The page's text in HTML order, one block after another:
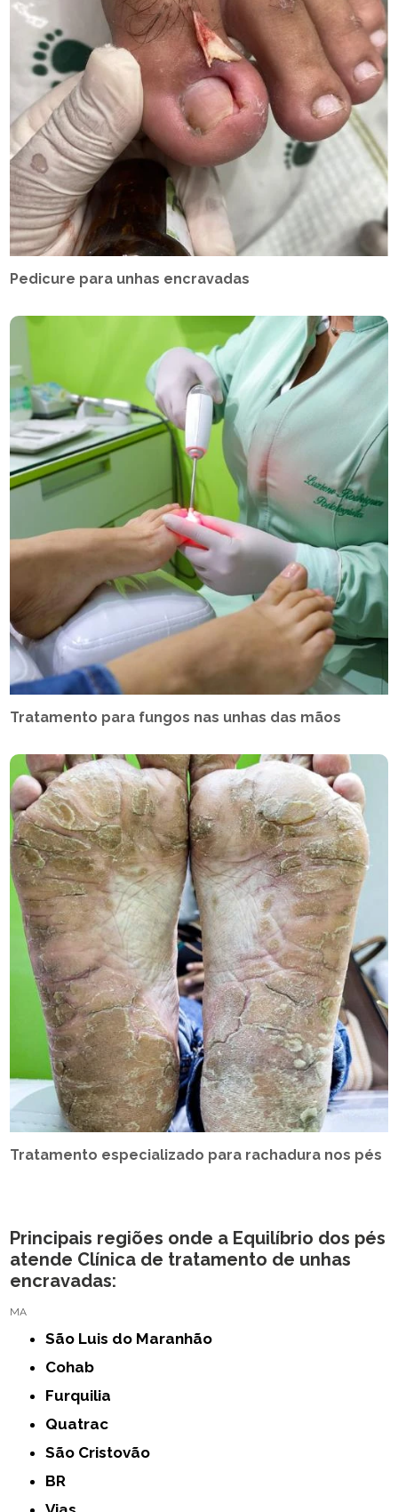
Pedicure para unhas encravadas
Tratamento para fungos nas unhas das mãos
Tratamento especializado para rachadura nos pés
Principais regiões onde a Equilíbrio dos pés
atende Clínica de tratamento de unhas
encravadas:
MA
São Luis do Maranhão
Cohab
Furquilia
Quatrac
São Cristovão
BR